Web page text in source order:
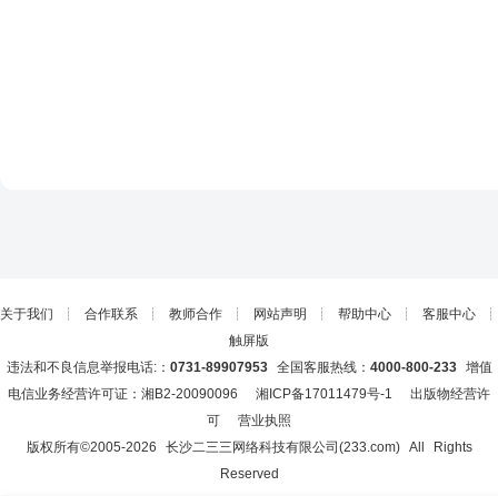
关于我们 ┊ 合作联系 ┊ 教师合作 ┊ 网站声明 ┊ 帮助中心 ┊ 客服中心 ┊
触屏版
违法和不良信息举报电话:： 0731-89907953全国客服热线： 4000-800-233增值
电信业务经营许可证：湘B2-20090096 湘ICP备17011479号-1
出版物经营许
可
营业执照
版权所有©2005-2026 长沙二三三网络科技有限公司(233.com)All Rights
Reserved